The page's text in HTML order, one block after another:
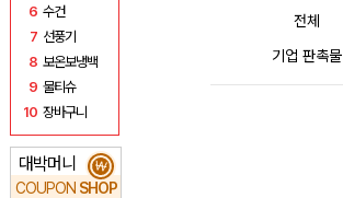
6 수건
7 선풍기
8 보온보냉백
9 물티슈
10 장바구니
대박머니
COUPON SHOP
₩
전체
기업 판촉물